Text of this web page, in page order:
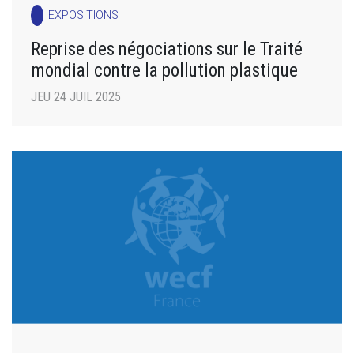
EXPOSITIONS
Reprise des négociations sur le Traité
mondial contre la pollution plastique
JEU 24 JUIL 2025